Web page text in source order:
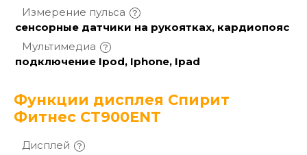
Измерение пульса
сенсорные датчики на рукоятках, кардиопояс
Мультимедиа
подключение Ipod, Iphone, Ipad
Функции дисплея Спирит
Фитнес CT900ENT
Дисплей